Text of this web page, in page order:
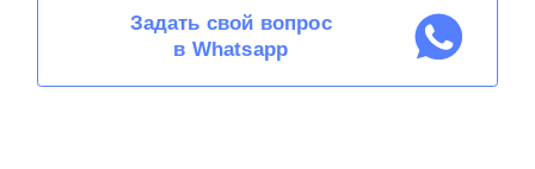
Задать свой вопрос
в Whatsapp